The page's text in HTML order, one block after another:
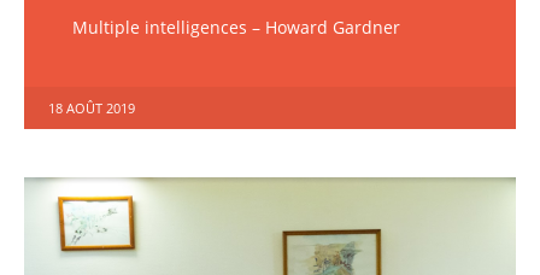
Multiple intelligences – Howard Gardner
18 AOÛT 2019